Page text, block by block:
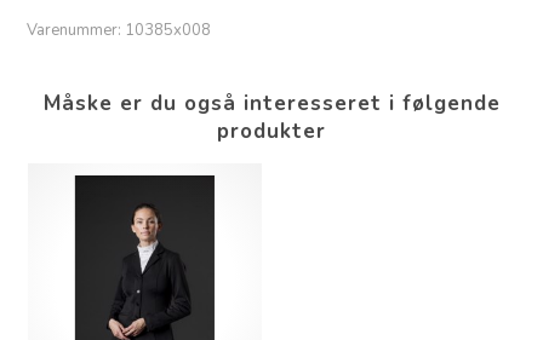
Varenummer: 10385x008
Måske er du også interesseret i følgende
produkter